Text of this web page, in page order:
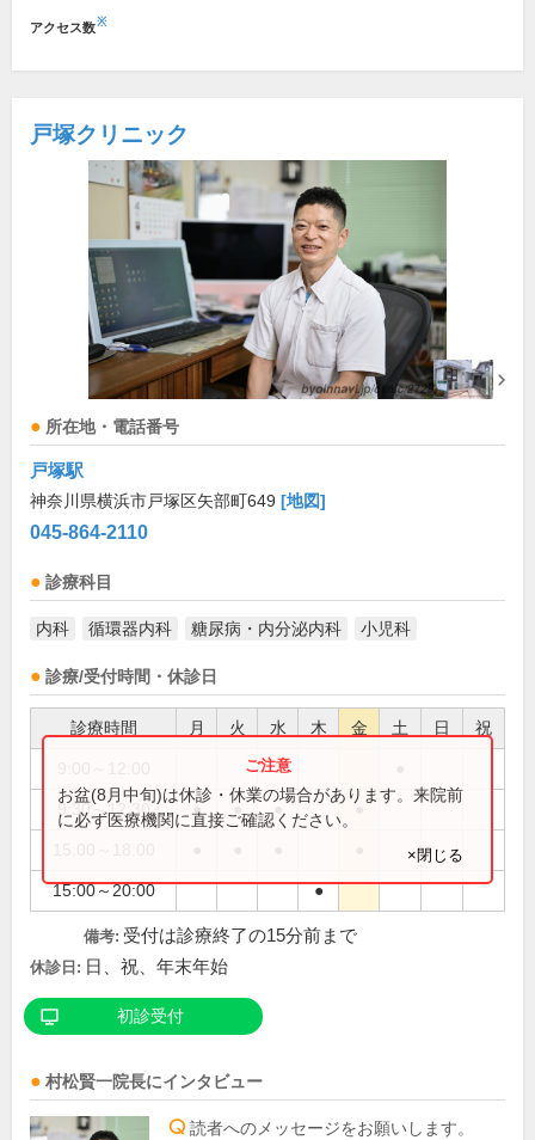
アクセス数※
戸塚クリニック
所在地・電話番号
戸塚駅
神奈川県横浜市戸塚区矢部町649 [地図]
045-864-2110
診療科目
内科 循環器内科 糖尿病・内分泌内科 小児科
診療/受付時間・休診日
診療時間 月 火 水 木 金 土 日 祝
9:30～12:30 ● ● ● ●
15:00～20:00 ●
お盆(8月中旬)は休診・休業の場合があります。来院前
に必ず医療機関に直接ご確認ください。
×閉じる
備考: 受付は診療終了の15分前まで
休診日: 日、祝、年末年始
初診受付
村松賢一院長にインタビュー
読者へのメッセージをお願いします。